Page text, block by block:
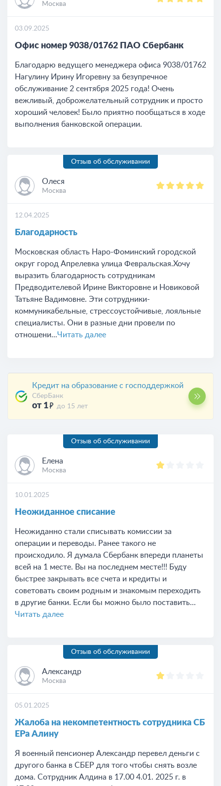
Москва
03.09.2025
Офис номер 9038/01762 ПАО Сбербанк
Благодарю ведущего менеджера офиса 9038/01762
Нагулину Ирину Игоревну за безупречное
обслуживание 2 сентября 2025 года! Очень
вежливый, доброжелательный сотрудник и просто
хороший человек! Было приятно пообщаться в ходе
выполнения банковской операции.
Отзыв об обслуживании
Олеся
Москва
12.04.2025
Благодарность
Московская область Наро-Фоминский городской
округ город Апрелевка улица Февральская.Хочу
выразить благодарность сотрудникам
Предводителевой Ирине Викторовне и Новиковой
Татьяне Вадимовне. Эти сотрудники-
коммуникабельные, стрессоустойчивые, лояльные
специалисты. Они в разные дни провели по
отношени...Читать далее
Кредит на образование с господдержкой
СберБанк
от 1 до 15 лет
Отзыв об обслуживании
Елена
Москва
10.01.2025
Неожиданное списание
Неожиданно стали списывать комиссии за
операции и переводы. Ранее такого не
происходило. Я думала Сбербанк впереди планеты
всей на 1 месте. Вы на последнем месте!!! Буду
быстрее закрывать все счета и кредиты и
советовать своим родным и знакомым переходить
в другие банки. Если бы можно было поставить...
Читать далее
Отзыв об обслуживании
Александр
Москва
05.01.2025
Жалоба на некомпетентность сотрудника СБ
ЕРа Алину
Я военный пенсионер Александр перевел деньги с
другого банка в СБЕР для того чтобы снять возле
дома. Сотрудник Алдина в 17.00 4.01. 2025 г. в